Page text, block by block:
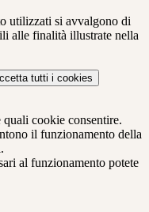
utilizzati si avvalgono di
alle finalità illustrate nella
tutti i cookies
quali cookie consentire.
il funzionamento della
al funzionamento potete